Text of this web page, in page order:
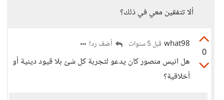
ألا تتفقين معي في ذلك؟
0
what98 قبل 5 سنوات أضف ردا
هل انيس منصور كان يدعو لتجربة كل شئ بلا قيود دينية أو
أخلاقية؟